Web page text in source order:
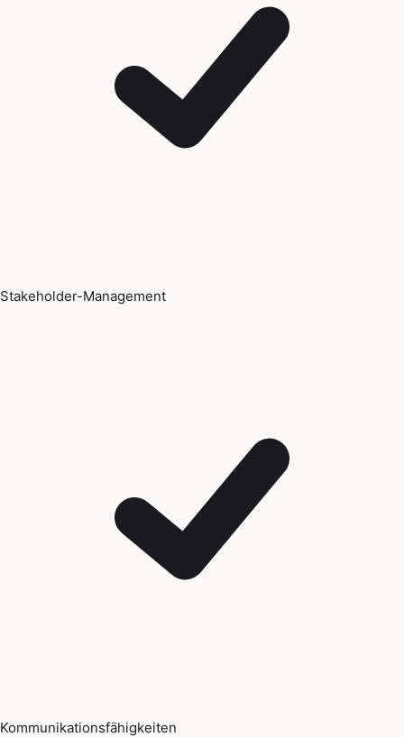
Stakeholder-Management
Kommunikationsfähigkeiten